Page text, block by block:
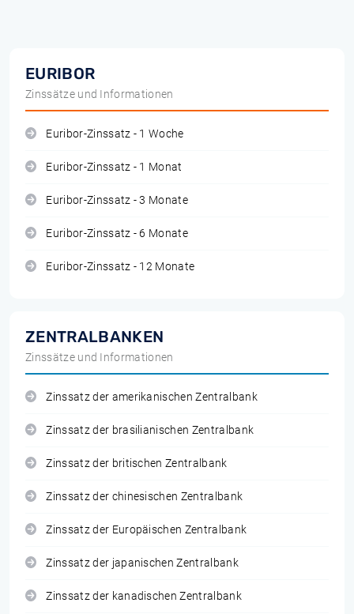
EURIBOR
Zinssätze und Informationen
Euribor-Zinssatz - 1 Woche
Euribor-Zinssatz - 1 Monat
Euribor-Zinssatz - 3 Monate
Euribor-Zinssatz - 6 Monate
Euribor-Zinssatz - 12 Monate
ZENTRALBANKEN
Zinssätze und Informationen
Zinssatz der amerikanischen Zentralbank
Zinssatz der brasilianischen Zentralbank
Zinssatz der britischen Zentralbank
Zinssatz der chinesischen Zentralbank
Zinssatz der Europäischen Zentralbank
Zinssatz der japanischen Zentralbank
Zinssatz der kanadischen Zentralbank